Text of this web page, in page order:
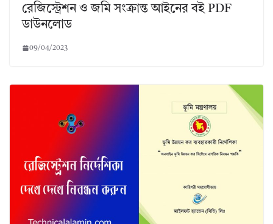
রেজিস্ট্রেশন ও জমি সংক্রান্ত আইনের বই PDF
ডাউনলোড
09/04/2023